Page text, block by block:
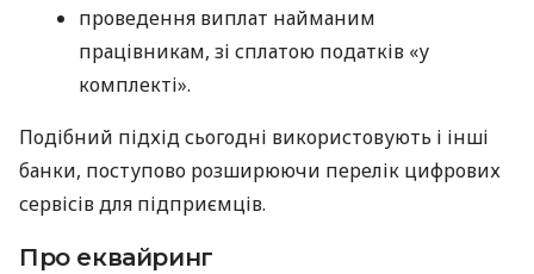
проведення виплат найманим
працівникам, зі сплатою податків «у
комплекті».
Подібний підхід сьогодні використовують і інші
банки, поступово розширюючи перелік цифрових
сервісів для підприємців.
Про еквайринг